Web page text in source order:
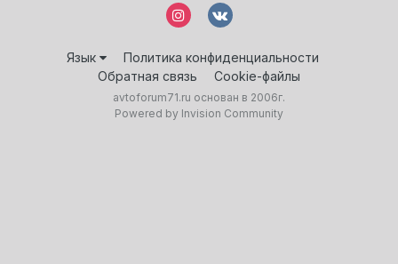
Язык
Политика конфиденциальности
Обратная связь
Cookie-файлы
avtoforum71.ru основан в 2006г.
Powered by Invision Community